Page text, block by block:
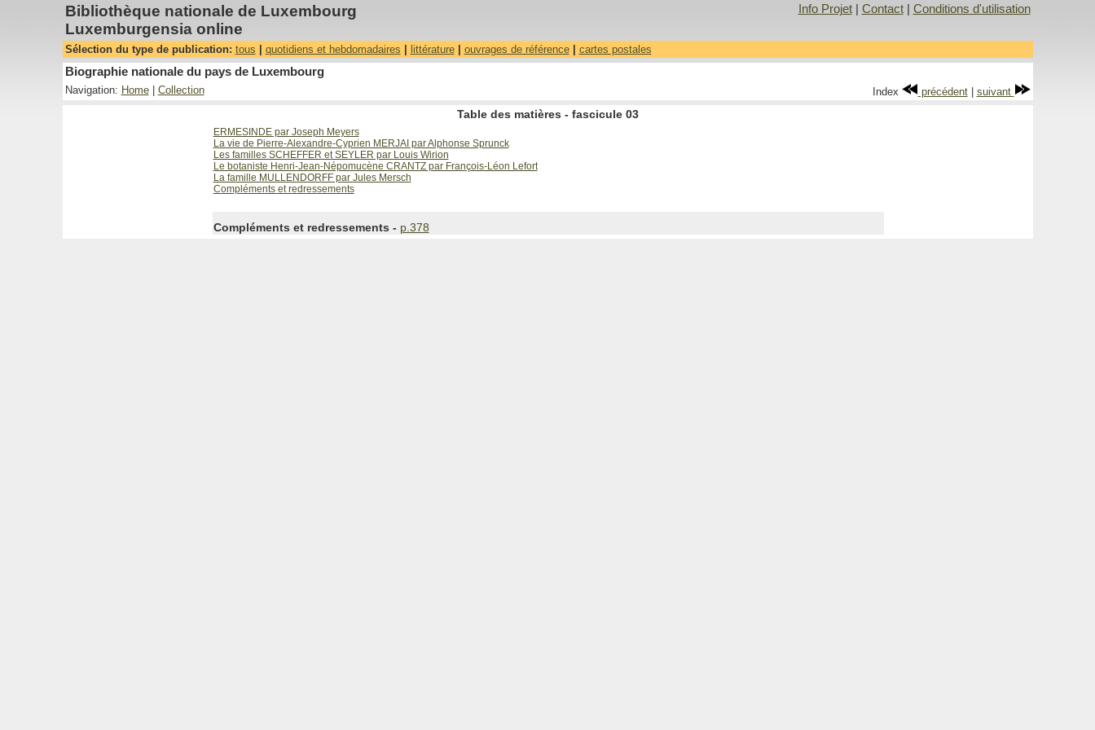
Bibliothèque nationale de Luxembourg
Luxemburgensia online
Info Projet| Contact| Conditions d'utilisation
Sélection du type de publication: tous quotidiens et hebdomadaires littérature| ouvrages de référence| cartes postales
Biographie nationale du pays de Luxembourg
Navigation: Home| Collection Index précédent| suivant
Table des matières - fascicule 03
ERMESINDE par Joseph Meyers
La vie de Pierre-Alexandre-Cyprien MERJAI par Alphonse Sprunck
Les familles SCHEFFER et SEYLER par Louis Wirion
Le botaniste Henri-Jean-Népomucène CRANTZ par François-Léon Lefort
La famille MULLENDORFF par Jules Mersch
Compléments et redressements
Compléments et redressements - p.378